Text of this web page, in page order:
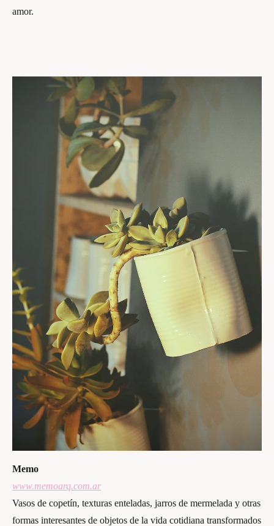
amor.
Memo
www.memoarq.com.ar
Vasos de copetín, texturas enteladas, jarros de mermelada y otras
formas interesantes de objetos de la vida cotidiana transformados